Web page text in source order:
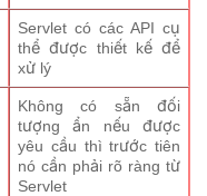
Servlet có các API cụ
thể được thiết kế để
xử lý
Không có sẵn đối
tượng ẩn nếu được
yêu cầu thì trước tiên
nó cần phải rõ ràng từ
Servlet